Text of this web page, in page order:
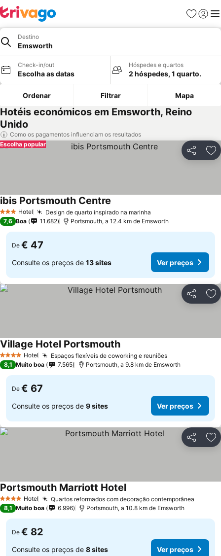
Favoritos
Iniciar
Destino
Emsworth
Check-in/out
Escolha as datas
Hóspedes e quartos
2 hóspedes, 1 quarto.
Ordenar Filtrar Mapa
Hotéis económicos em Emsworth, Reino
Unido
Como os pagamentos influenciam os resultados
Partilhar
Escolha popular
3 EstrelasHotel Design de quarto inspirado na marinha
ibis Portsmouth Centre
7,6 Boa 11.682 Portsmouth, a 12.4 km de Emsworth
De € 47
Consulte os preços de 13 sites Ver preços
Partilhar
4 EstrelasHotel Espaços flexíveis de coworking e reuniões
Village Hotel Portsmouth
8,1 Muito boa 7.565 Portsmouth, a 9.8 km de Emsworth
De € 67
Consulte os preços de 9 sites Ver preços
Partilhar
4 EstrelasHotel Quartos reformados com decoração contemporânea
Portsmouth Marriott Hotel
8,1 Muito boa 6.996 Portsmouth, a 10.8 km de Emsworth
De € 82
Consulte os preços de 8 sites Ver preços